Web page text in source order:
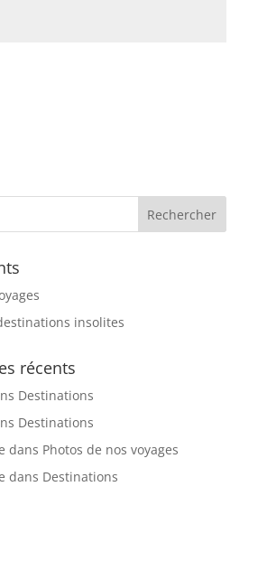
insolites
récents
Destinations
Destinations
dans Photos de nos voyages
dans Destinations